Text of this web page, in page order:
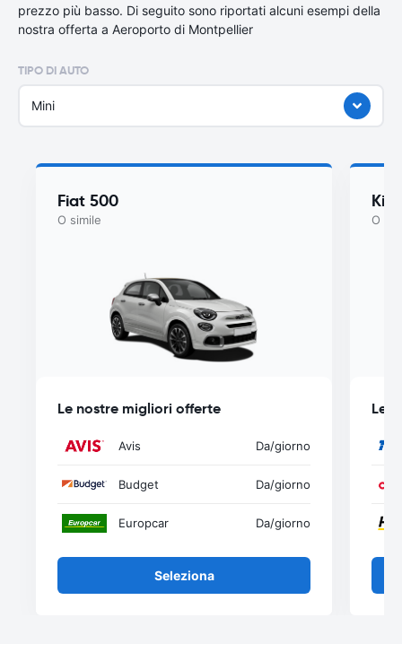
prezzo più basso. Di seguito sono riportati alcuni esempi della
nostra offerta a Aeroporto di Montpellier
TIPO DI AUTO
Mini
Fiat 500
O simile
Le nostre migliori offerte
Avis Da/giorno
Budget Da/giorno
Europcar Da/giorno
Seleziona
Kia
O
Le